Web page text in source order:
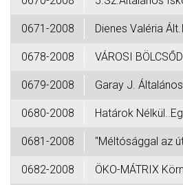
0671-2008 Dienes Valéria
0678-2008 VÁROSI
0679-2008 Garay J.
0680-2008 Határok
0681-2008 "Méltósággal az
0682-2008 ÖKO-MÁTRIX